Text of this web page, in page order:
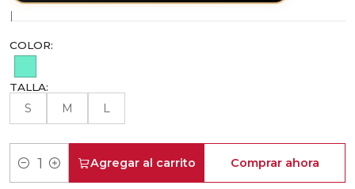
|
COLOR:
TALLA:
S M L
Cantidad
Agregar al carrito Comprar ahora